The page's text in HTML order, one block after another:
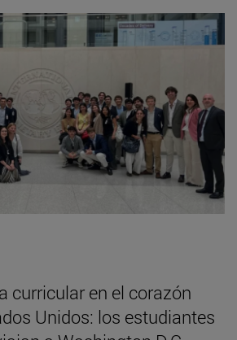
curricular en el corazón
Unidos: los estudiantes